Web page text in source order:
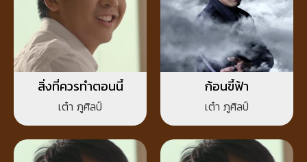
สิ่งที่ควรทำตอนนี้
เต๋า ภูศิลป์
ก้อนขี้ฟ้า
เต๋า ภูศิลป์